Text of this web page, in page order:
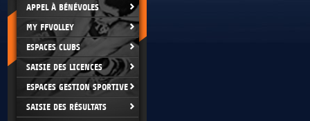
APPEL À BÉNÉVOLES
MY FFVOLLEY
ESPACES CLUBS
SAISIE DES LICENCES
ESPACES GESTION SPORTIVE
SAISIE DES RÉSULTATS